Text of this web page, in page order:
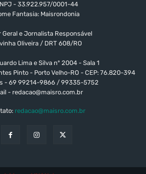
- 33.922.957/0001-44
Fantasia: Maisrondonia
Geral e Jornalista Responsável
Oliveira / DRT 608/RO
Lima e Silva nº 2004 - Sala 1
Pinto - Porto Velho-RO - CEP: 76.820-394
- 69 99214-9866 / 99335-5752
- redacao@maisro.com.br
redacao@maisro.com.br